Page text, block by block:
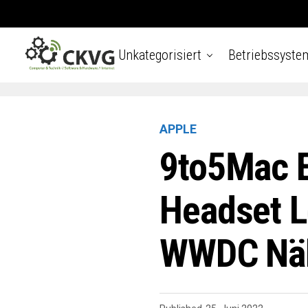
Unkategorisiert
APPLE
9to5Mac
Headset
WWDC